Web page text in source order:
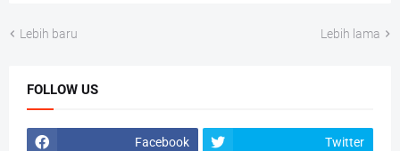
Lebih baru Lebih lama
FOLLOW US
Facebook Twitter